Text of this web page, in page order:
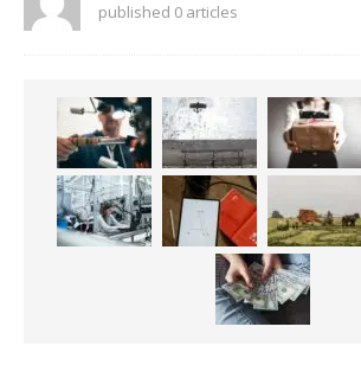
published 0 articles